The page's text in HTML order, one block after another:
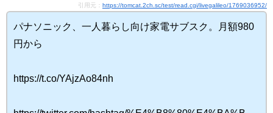
引用元： https://tomcat.2ch.sc/test/read.cgi/livegalileo/1769036952/
パナソニック、一人暮らし向け家電サブスク。月額980
円から
https://t.co/YAjzAo84nh